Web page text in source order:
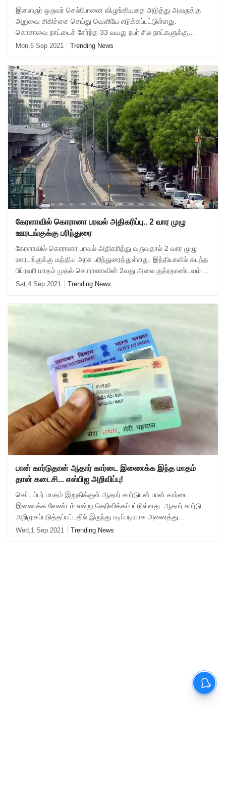
இளைஞர் ஒருவர் செல்போனை விழுங்கியதை அடுத்து அவருக்கு
அறுவை சிகிச்சை செய்து வெளியே எடுக்கப்பட்டுள்ளது.
கொசாவை நாட்டைச் சேர்ந்த 33 வயது நபர் சில நாட்களுக்கு
முன்னர் 2000ஆம் ஆண்டின் தொடக்கத்தில் பயன்படுத
Mon,6 Sep 2021 Trending News
கேரளாவில் கொரானா பரவல் அதிகரிப்பு.. 2 வார முழு
ஊரடங்குக்கு பரிந்துரை
கேரளாவில் கொரானா பரவல் அதிகரித்து வருவதால் 2 வார முழு
ஊரடங்குக்கு மத்திய அரசு பரிந்துரைத்துள்ளது. இந்தியாவில் கடந்த
பிப்ரவரி மாதம் முதல் கொரானாவின் 2வது அலை ருத்ரதாண்டவம்
ஆடி வருகிறது. இதை கட்டுப்படு
Sat,4 Sep 2021 Trending News
பான் கார்டுதான் ஆதார் கார்டை இணைக்க இந்த மாதம்
தான் கடைசி... எஸ்பிஐ அறிவிப்பு!
செப்டம்பர் மாதம் இறுதிக்குள் ஆதார் கார்டுடன் பான் கார்டை
இணைக்க வேண்டம் என்று தெரிவிக்கப்பட்டுள்ளது. ஆதார் கார்டு
அறிமுகப்படுத்தப்பட்டதில் இருந்து படிப்படியாக அனைத்து
சேவைகளுக்கும் ஆதார் கார்டுகள் கட
Wed,1 Sep 2021 Trending News